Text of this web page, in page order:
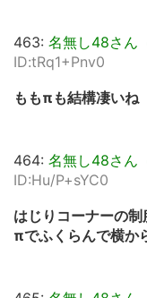
463: 名無し48さん
ID:tRq1+Pnv0
ももπも結構凄いね
464: 名無し48さん
ID:Hu/P+sYC0
はじりコーナーの
πでふくらんで横か